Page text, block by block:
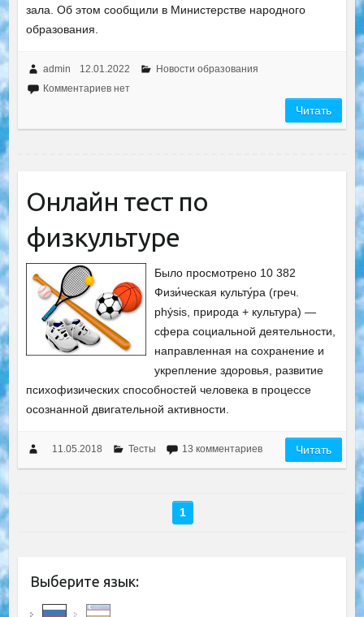
зала. Об этом сообщили в Министерстве народного
образования.
admin 12.01.2022
Новости образования
Комментариев нет
Читать
Онлайн тест по
физкультуре
Было просмотрено 10 382
Физи́ческая культу́ра (греч.
phýsis, природа + культура) —
сфера социальной деятельности,
направленная на сохранение и
укрепление здоровья, развитие
психофизических способностей человека в процессе
осознанной двигательной активности.
11.05.2018 Тесты 13 комментариев Читать
1
Выберите язык: